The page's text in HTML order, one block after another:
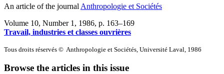
An article of the journal Anthropologie et Sociétés
Volume 10, Number 1, 1986, p. 163–169
Travail, industries et classes ouvrières
Tous droits réservés © Anthropologie et Sociétés, Université Laval, 1986
Browse the articles in this issue